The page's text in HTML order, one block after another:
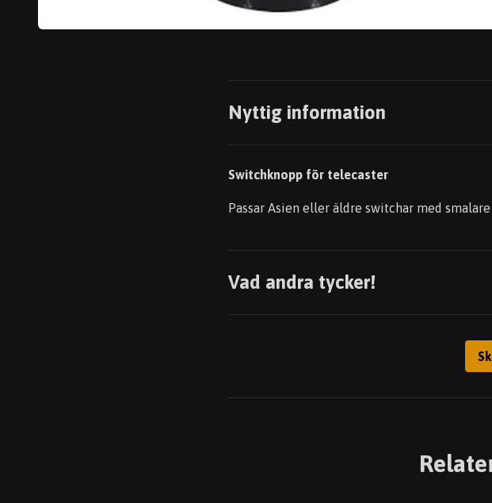
Nyttig information
Switchknopp för telecaster
Passar Asien eller äldre switchar med
Vad andra tycker!